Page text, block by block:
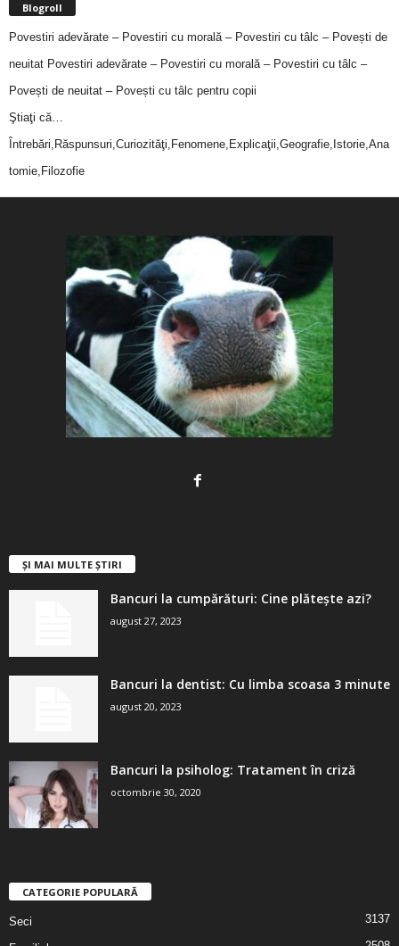
Blogroll
Povestiri adevărate – Povestiri cu morală – Povestiri cu tâlc – Povești de
neuitat Povestiri adevărate – Povestiri cu morală – Povestiri cu tâlc –
Povești de neuitat – Povești cu tâlc pentru copii
Ştiaţi că…
Întrebări,Răspunsuri,Curiozităţi,Fenomene,Explicaţii,Geografie,Istorie,Ana
tomie,Filozofie
ȘI MAI MULTE ȘTIRI
Bancuri la cumpărături: Cine plătește azi?
august 27, 2023
Bancuri la dentist: Cu limba scoasa 3 minute
august 20, 2023
Bancuri la psiholog: Tratament în criză
octombrie 30, 2020
CATEGORIE POPULARĂ
Seci 3137